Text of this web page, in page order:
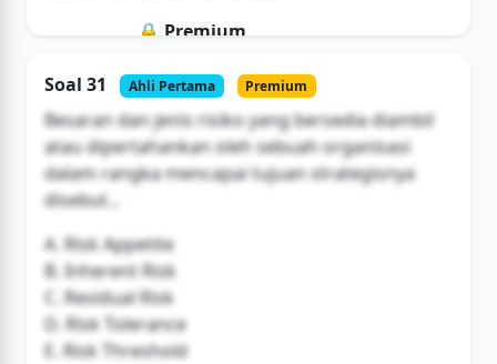
🔒 Premium
Buka Akses
Soal 31 Ahli Pertama Premium
Besaran dan jenis risiko yang bersedia diambil
atau dipertahankan oleh sebuah organisasi
dalam rangka mencapai tujuan strategisnya
disebut...
A. Risk Appetite
B. Inherent Risk
C. Residual Risk
D. Risk Tolerance
E. Risk Threshold